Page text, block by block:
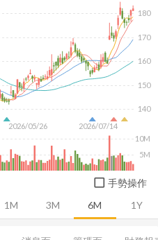
1M 3M 6M 1Y
2026/05/26 2026/07/14
140
150
160
170
180
5M
10M
手勢操作